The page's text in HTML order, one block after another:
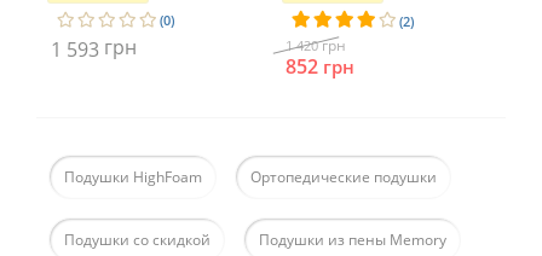
(0)
1 593 грн
(2)
1 420грн
852 грн
Подушки HighFoam Ортопедические подушки
Подушки со скидкой Подушки из пены Memory